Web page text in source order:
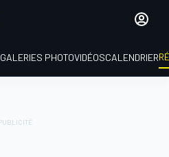
GALERIES PHOTOVIDÉOSCALENDRIER